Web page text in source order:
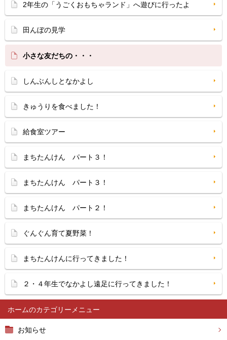
ホーム
お知らせ
2年生の「うごくおもちゃランド」へ遊びに行ったよ
田んぼの見学
小さな友だちの・・・
しんぶんしとなかよし
きゅうりを食べました！
給食室ツアー
まちたんけん パート３！
まちたんけん パート３！
まちたんけん パート２！
ぐんぐん育て夏野菜！
まちたんけんに行ってきました！
２・４年生でなかよし遠足に行ってきました！